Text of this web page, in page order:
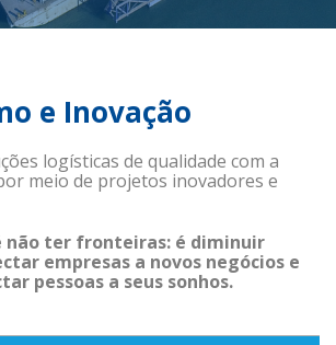
e Inovação
logísticas de qualidade com a
meio de projetos inovadores e
não ter fronteiras: é diminuir
empresas a novos negócios e
pessoas a seus sonhos.